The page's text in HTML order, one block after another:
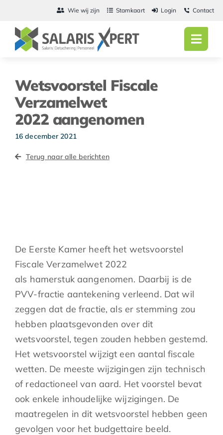
inhoud
Wie wij zijn Stamkaart Login Contact
Wetsvoorstel Fiscale
Verzamelwet
2022 aangenomen
16 december 2021
Terug naar alle berichten
De Eerste Kamer heeft het wetsvoorstel
Fiscale Verzamelwet 2022
als hamerstuk aangenomen. Daarbij is de
PVV-fractie aantekening verleend. Dat wil
zeggen dat de fractie, als er stemming zou
hebben plaatsgevonden over dit
wetsvoorstel, tegen zouden hebben gestemd.
Het wetsvoorstel wijzigt een aantal fiscale
wetten. De meeste wijzigingen zijn technisch
of redactioneel van aard. Het voorstel bevat
ook enkele inhoudelijke wijzigingen. De
maatregelen in dit wetsvoorstel hebben geen
gevolgen voor het budgettaire beeld.